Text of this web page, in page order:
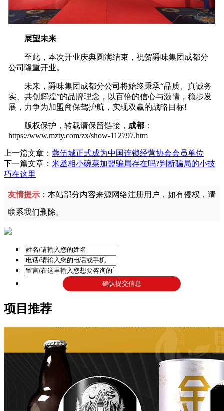
展望未来
至此，本次开业庆典圆满结束，祝贺爵味集团成都分
公司隆重开业。
未来，爵味集团成都分公司将始终秉承“品质、真诚务
实、共创辉煌”的品牌理念，以百倍的信心与激情，稳步发
展，力争为加盟商保驾护航，实现双赢的战略目标!
版权保护，转载请保留链接， 成都：
https://www.mzty.com/zx/show-112797.htm
上一篇文章： 蓉伍城正式成为中国连锁经营协会会员单位
下一篇文章： 米丞相小碗菜加盟骗局存在吗?判断骗局的小技
巧在这里
友情提示 ：本站部分内容来源网络注册用户，如有侵权，请
联系我们删除。
项目推荐